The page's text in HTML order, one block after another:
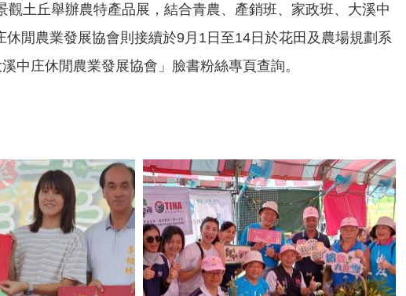
土丘舉辦農特產品展，結合青農、產銷班、家政班、大溪中
閒農業發展協會則接續於9月1日至14日於花田及農場規劃系
中庄休閒農業發展協會」臉書粉絲專頁查詢。